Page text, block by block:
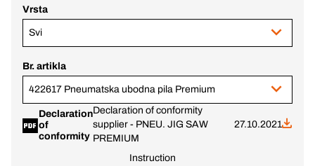
Vrsta
Svi
Br. artikla
422617 Pneumatska ubodna pila Premium
Declaration
of
conformity
Declaration of conformity
supplier - PNEU. JIG SAW
PREMIUM
27.10.2021
Instruction